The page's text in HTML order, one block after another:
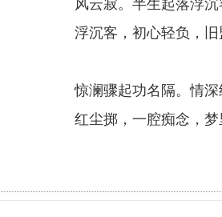
风云寂。半生起落浮沉
浮沉客，初心轻负，旧
惊澜骤起功名隔。情深
红尘掷，一腔痴念，梦